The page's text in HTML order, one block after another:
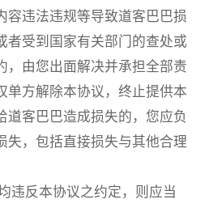
容违法违规等导致道客巴巴损
者受到国家有关部门的查处或
，由您出面解决并承担全部责
单方解除本协议，终止提供本
道客巴巴造成损失的，您应负
失，包括直接损失与其他合理
违反本协议之约定，则应当